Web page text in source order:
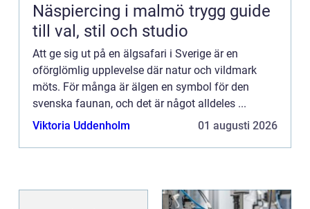
Näspiercing i malmö trygg guide
till val, stil och studio
Att ge sig ut på en älgsafari i Sverige är en
oförglömlig upplevelse där natur och vildmark
möts. För många är älgen en symbol för den
svenska faunan, och det är något alldeles ...
Viktoria Uddenholm
01 augusti 2026